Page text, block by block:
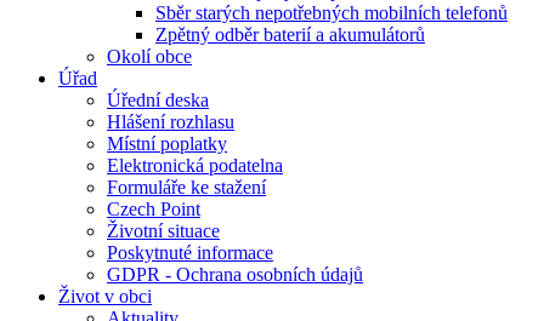
Sběr starých nepotřebných mobilních telefonů
Zpětný odběr baterií a akumulátorů
Okolí obce
Úřad
Úřední deska
Hlášení rozhlasu
Místní poplatky
Elektronická podatelna
Formuláře ke stažení
Czech Point
Životní situace
Poskytnuté informace
GDPR - Ochrana osobních údajů
Život v obci